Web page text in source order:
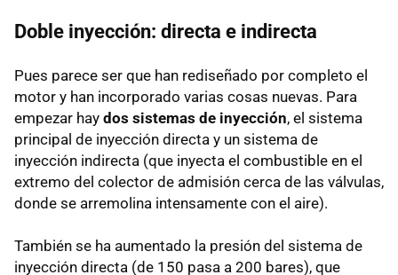
Doble inyección: directa e indirecta
Pues parece ser que han rediseñado por completo el
motor y han incorporado varias cosas nuevas. Para
empezar hay dos sistemas de inyección, el sistema
principal de inyección directa y un sistema de
inyección indirecta (que inyecta el combustible en el
extremo del colector de admisión cerca de las válvulas,
donde se arremolina intensamente con el aire).
También se ha aumentado la presión del sistema de
inyección directa (de 150 pasa a 200 bares), que